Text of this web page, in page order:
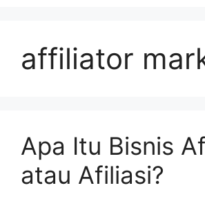
affiliator
Apa Itu Bisnis
atau Afiliasi?